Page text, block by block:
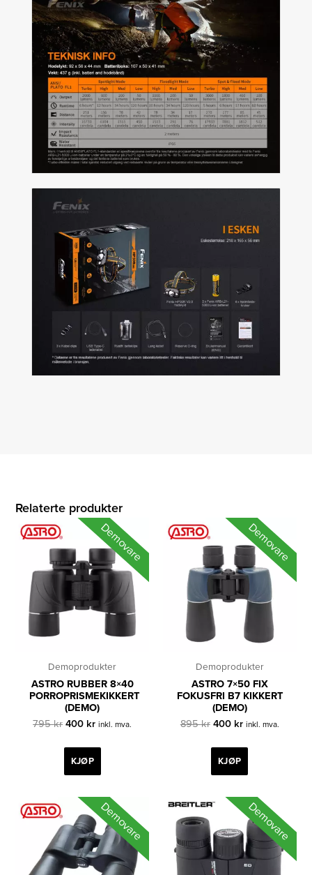
Relaterte produkter
Demovare
Demoprodukter
ASTRO RUBBER 8×40
PORROPRISMEKIKKERT
(DEMO)
795kr Opprinnelig
var:
795 kr.
400 krNåværende
er:
inkl. mva.
KJØP
Demovare
Demoprodukter
ASTRO 7×50 FIX
FOKUSFRI B7 KIKKERT
(DEMO)
895kr Opprinnelig
var:
895 kr.
400 krNåværende
er:
inkl. mva.
KJØP
Demovare Demovare